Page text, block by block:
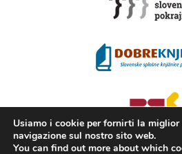
Usiamo i cookie per fornirti la miglior
navigazione sul nostro sito web.
You can find out more about which